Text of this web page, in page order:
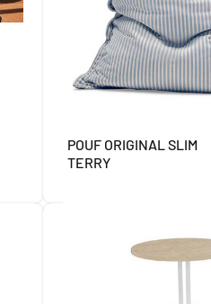
POUF ORIGINAL SLIM
TERRY